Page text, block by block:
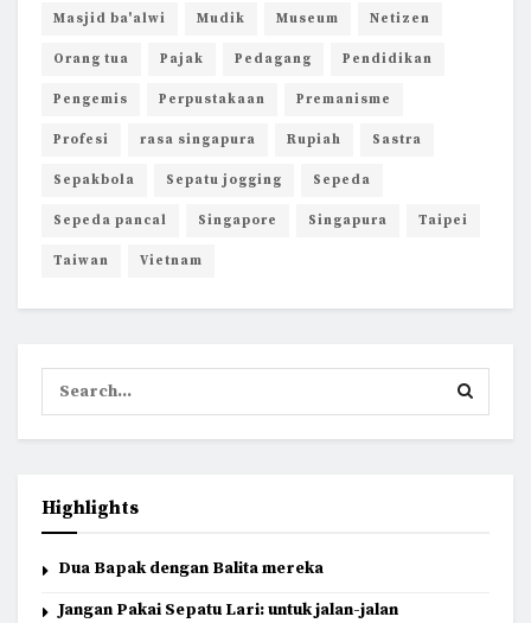
Masjid ba'alwi Mudik Museum Netizen
Orang tua Pajak Pedagang Pendidikan
Pengemis Perpustakaan Premanisme
Profesi rasa singapura Rupiah Sastra
Sepakbola Sepatu jogging Sepeda
Sepeda pancal Singapore Singapura Taipei
Taiwan Vietnam
Highlights
Dua Bapak dengan Balita mereka
Jangan Pakai Sepatu Lari: untuk jalan-jalan